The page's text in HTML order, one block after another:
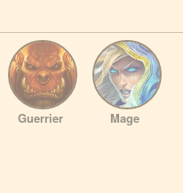
Guerrier Mage